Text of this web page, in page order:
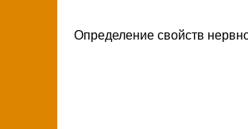
Определение свойств